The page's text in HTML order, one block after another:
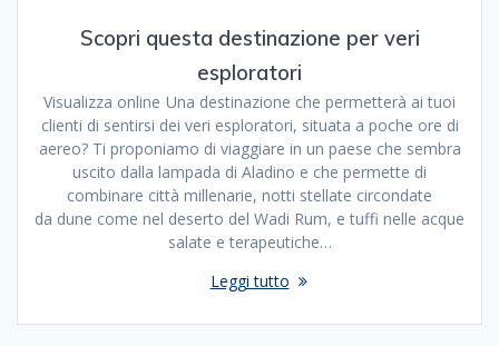
Scopri questa destinazione per veri
esploratori
Visualizza online Una destinazione che permetterà ai tuoi
clienti di sentirsi dei veri esploratori, situata a poche ore di
aereo? Ti proponiamo di viaggiare in un paese che sembra
uscito dalla lampada di Aladino e che permette di
combinare città millenarie, notti stellate circondate
da dune come nel deserto del Wadi Rum, e tuffi nelle acque
salate e terapeutiche…
Leggi tutto